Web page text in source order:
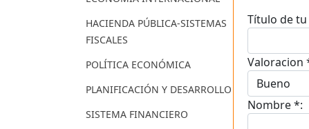
HACIENDA PÚBLICA-SISTEMAS
FISCALES
POLÍTICA ECONÓMICA
PLANIFICACIÓN Y DESARROLLO
SISTEMA FINANCIERO
Título de
Valoracion
Nombre *: